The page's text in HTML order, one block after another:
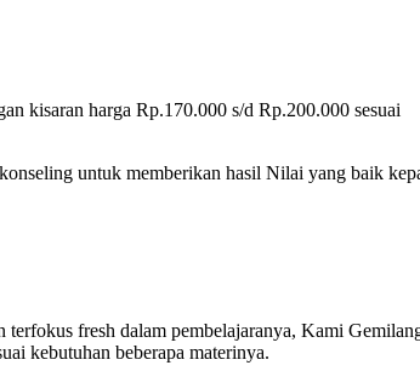
kisaran harga Rp.170.000 s/d Rp.200.000 sesuai
untuk memberikan hasil Nilai yang baik
terfokus fresh dalam pembelajaranya, Kami
kebutuhan beberapa materinya.